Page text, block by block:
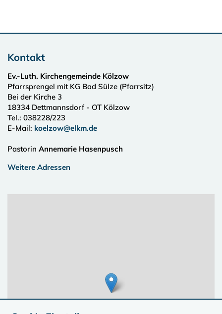
Kontakt
Ev.-Luth. Kirchengemeinde Kölzow
Pfarrsprengel mit KG Bad Sülze (Pfarrsitz)
Bei der Kirche 3
18334 Dettmannsdorf - OT Kölzow
Tel.: 038228/223
E-Mail: koelzow@elkm.de
Pastorin Annemarie Hasenpusch
Weitere Adressen